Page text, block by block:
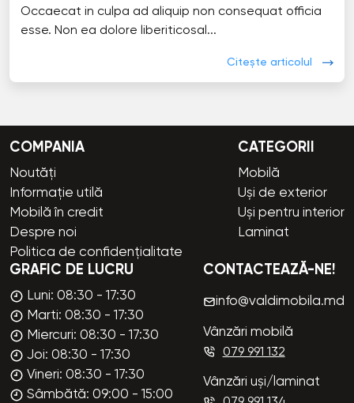
Occaecat in culpa ad aliquip non consequat officia
esse. Non ea dolore liberiticosal...
Citește articolul
COMPANIA
Noutăți
Informație utilă
Mobilă în credit
Despre noi
Politica de confidențialitate
CATEGORII
Mobilă
Uși de exterior
Uși pentru interior
Laminat
GRAFIC DE LUCRU
Luni: 08:30 - 17:30
Marti: 08:30 - 17:30
Miercuri: 08:30 - 17:30
Joi: 08:30 - 17:30
Vineri: 08:30 - 17:30
Sâmbătă: 09:00 - 15:00
CONTACTEAZĂ-NE!
info@valdimobila.md
Vânzări mobilă
079 991 132
Vânzări uși/laminat